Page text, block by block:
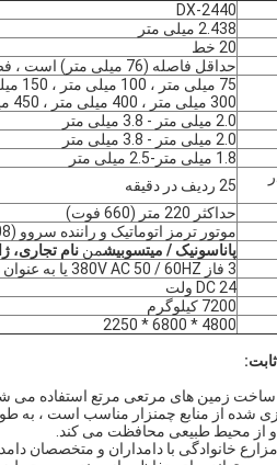
DX-2440
2.438 میلی متر
20 خط
حداقل فاصله (76 میلی متر) است ، فضای سیم خط قابل تنظیم است.
300 میلی متر ، 400 میلی متر ، 450 میلی متر
2.0 میلی متر - 3.8 میلی متر
2.0 میلی متر - 3.8 میلی متر
1.8 میلی متر-2.5 میلی متر
25 ردیف در دقیقه
حداکثر 220 متر (660 فوت)
موتور ترمز اتوماتیک و راننده سروو (MIGE ISO9001-2008)
پاناسونیک / میتسوبیشمن نام تجاری،
3 فاز 380V AC 50 / 60HZ یا به عنوان درخواست شما.
DC 24 ولت
7200 کیلوگرم
4800 * 6800 * 2250
ساخت زمین های مرتعی مرتع استفاده می
شده از منابع چمنزار مناسب است ، به
و از محیط طبیعی محافظت می کند.
خانوادگی با دامداران و متخصصان